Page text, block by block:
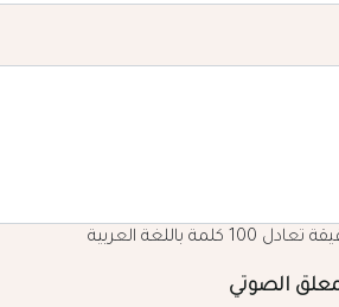
باللغة العربية
الصوتي